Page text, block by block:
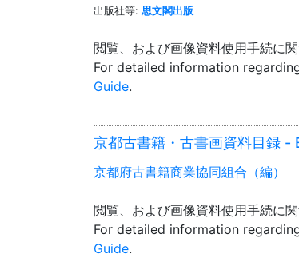
出版社等: 思文閣出版
閲覧、および画像資料使用手続に
For detailed information
Guide.
京都古書籍・古書画資料目録
京都府古書籍商業協同組合（編）
閲覧、および画像資料使用手続に
For detailed information
Guide.